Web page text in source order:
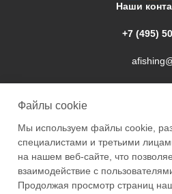
Наши
+7 (495)
2026 © Academyfishing -
Файлы cookie
Мы используем файлы cookie,
специалистами и третьими
на нашем веб-сайте, что
взаимодействие с
Продолжая просмотр страниц